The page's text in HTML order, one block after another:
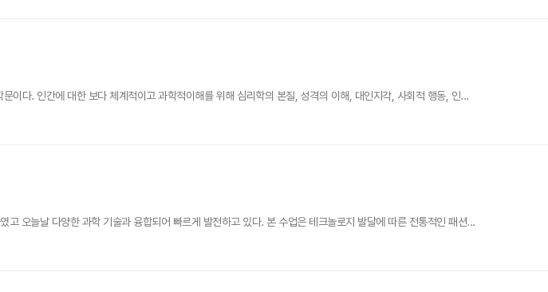
이다. 인간에 대한 보다 체계적이고 과학적이해를 위해 심리학의 본질, 성격의 이해, 대인지각, 사회적 행동, 인...
오늘날 다양한 과학 기술과 융합되어 빠르게 발전하고 있다. 본 수업은 테크놀로지 발달에 따른 전통적인 패션...